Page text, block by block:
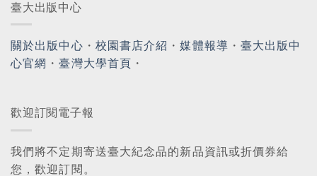
臺大出版中心
關於出版中心 ・ 校園書店介紹 ・媒體報導 ・ 臺大出版中
心官網 ・臺灣大學首頁 ・
歡迎訂閱電子報
我們將不定期寄送臺大紀念品的新品資訊或折價券給
您，歡迎訂閱。